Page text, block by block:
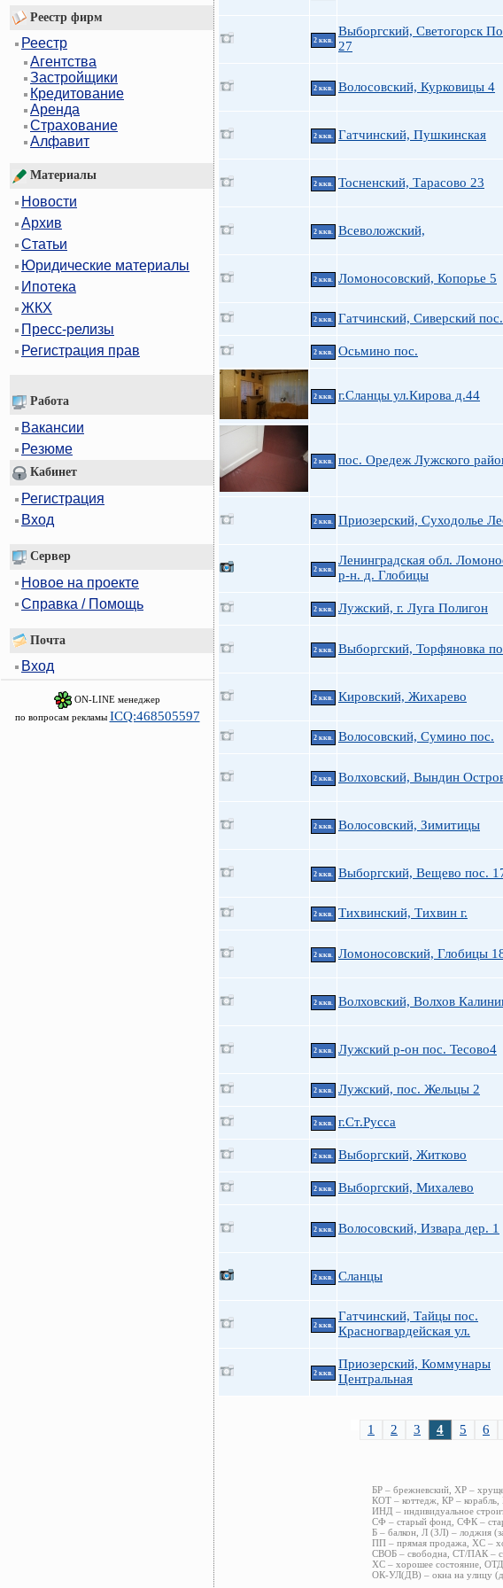
Реестр фирм
Реестр
Агентства
Застройщики
Кредитование
Аренда
Страхование
Алфавит
Материалы
Новости
Архив
Статьи
Юридические материалы
Ипотека
ЖКХ
Пресс-релизы
Регистрация прав
Работа
Вакансии
Резюме
Кабинет
Регистрация
Вход
Сервер
Новое на проекте
Справка / Помощь
Почта
Вход
ON-LINE менеджер
по вопросам рекламы ICQ:468505597
2 ккв.
Выборгский, Светогорск
27
2 ккв. Волосовский, Курковицы 4
2 ккв. Гатчинский, Пушкинская
2 ккв. Тосненский, Тарасово 23
2 ккв. Всеволожский,
2 ккв. Ломоносовский, Копорье 5
2 ккв. Гатчинский, Сиверский пос.
2 ккв. Осьмино пос.
2 ккв. г.Сланцы ул.Кирова д.44
2 ккв. пос. Оредеж Лужского
2 ккв. Приозерский, Суходолье
2 ккв.
Ленинградская обл.
р-н. д. Глобицы
2 ккв. Лужский, г. Луга Полигон
2 ккв. Выборгский, Торфяновка
2 ккв. Кировский, Жихарево
2 ккв. Волосовский, Сумино пос.
2 ккв. Волховский, Вындин
2 ккв. Волосовский, Зимитицы
2 ккв. Выборгский, Вещево пос.
2 ккв. Тихвинский, Тихвин г.
2 ккв. Ломоносовский, Глобицы
2 ккв. Волховский, Волхов
2 ккв. Лужский р-он пос. Тесово4
2 ккв. Лужский, пос. Жельцы 2
2 ккв. г.Ст.Русса
2 ккв. Выборгский, Житково
2 ккв. Выборгский, Михалево
2 ккв. Волосовский, Извара дер. 1
2 ккв. Сланцы
2 ккв.
Гатчинский, Тайцы пос.
Красногвардейская ул.
2 ккв.
Приозерский, Коммунары
Центральная
1 2 3 4 5 6
БР – брежневский, ХР –
КОТ – коттедж, КР –
ИНД – индивидуальное
СФ – старый фонд, СФК –
Б – балкон, Л (ЗЛ) – лоджия
ПП – прямая продажа, ХС –
СВОБ – свободна, СТ/ПАК –
ХС – хорошее состояние,
ОК-УЛ(ДВ) – окна на улицу